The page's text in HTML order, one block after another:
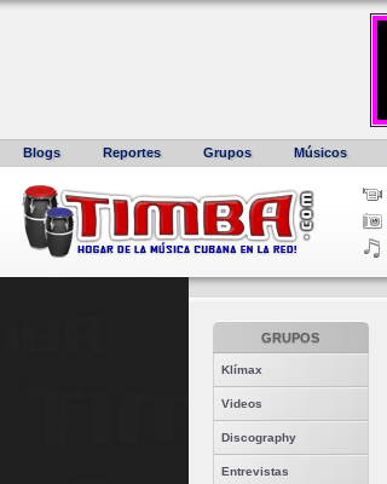
Blogs Reportes Grupos Músicos
GRUPOS
Klímax
Videos
Discography
Entrevistas